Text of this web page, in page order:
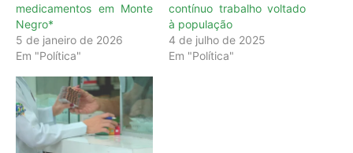
medicamentos em Monte
Negro*
5 de janeiro de 2026
Em "Política"
contínuo trabalho voltado
à população
4 de julho de 2025
Em "Política"